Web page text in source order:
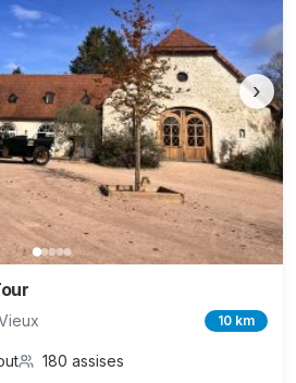
›
10 km
180 assises